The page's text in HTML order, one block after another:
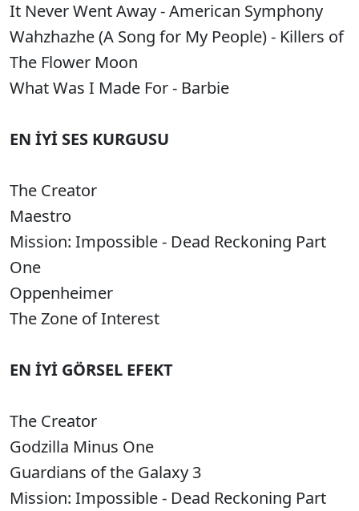
It Never Went Away - American Symphony
Wahzhazhe (A Song for My People) - Killers of
The Flower Moon
What Was I Made For - Barbie
EN İYİ SES KURGUSU
The Creator
Maestro
Mission: Impossible - Dead Reckoning Part
One
Oppenheimer
The Zone of Interest
EN İYİ GÖRSEL EFEKT
The Creator
Godzilla Minus One
Guardians of the Galaxy 3
Mission: Impossible - Dead Reckoning Part